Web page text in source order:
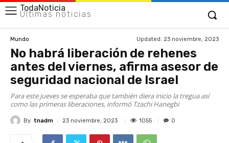
TodaNoticia
Últimas noticias
Mundo Updated: 23 noviembre, 2023
No habrá liberación de rehenes
antes del viernes, afirma asesor de
seguridad nacional de Israel
Para este jueves se esperaba que también diera inicio la tregua así
como las primeras liberaciones, informó Tzachi Hanegbi
By tnadm 23 noviembre, 2023 1055 0